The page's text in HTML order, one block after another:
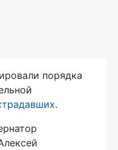
порядка
.